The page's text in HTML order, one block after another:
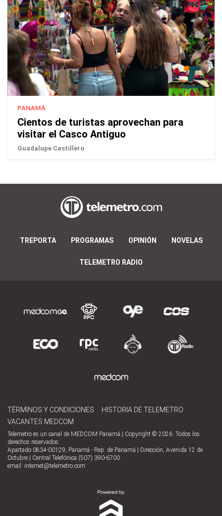
PANAMÁ
Cientos de turistas aprovechan para
visitar el Casco Antiguo
Guadalupe Castillero
TREPORTA PROGRAMAS OPINIÓN NOVELAS
TELEMETRO RADIO
TÉRMINOS Y CONDICIONES
HISTORIA DE TELEMETRO
VACANTES MEDCOM
Telemetro es un canal de MEDCOM Panamá | Copyright © 2026. Todos los
derechos reservados.
Apartado 0834-00129, Panamá - Rep. de Panamá | Dirección, Avenida 12 de
Octubre | Central Telefónica (507) 390-6700
email: internet@telemetro.com